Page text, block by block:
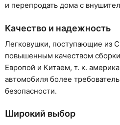
и перепродать дома с
Качество и надежность
Легковушки, поступающие из
повышенным качеством
Европой и Китаем, т. к.
автомобиля более
безопасности.
Широкий выбор